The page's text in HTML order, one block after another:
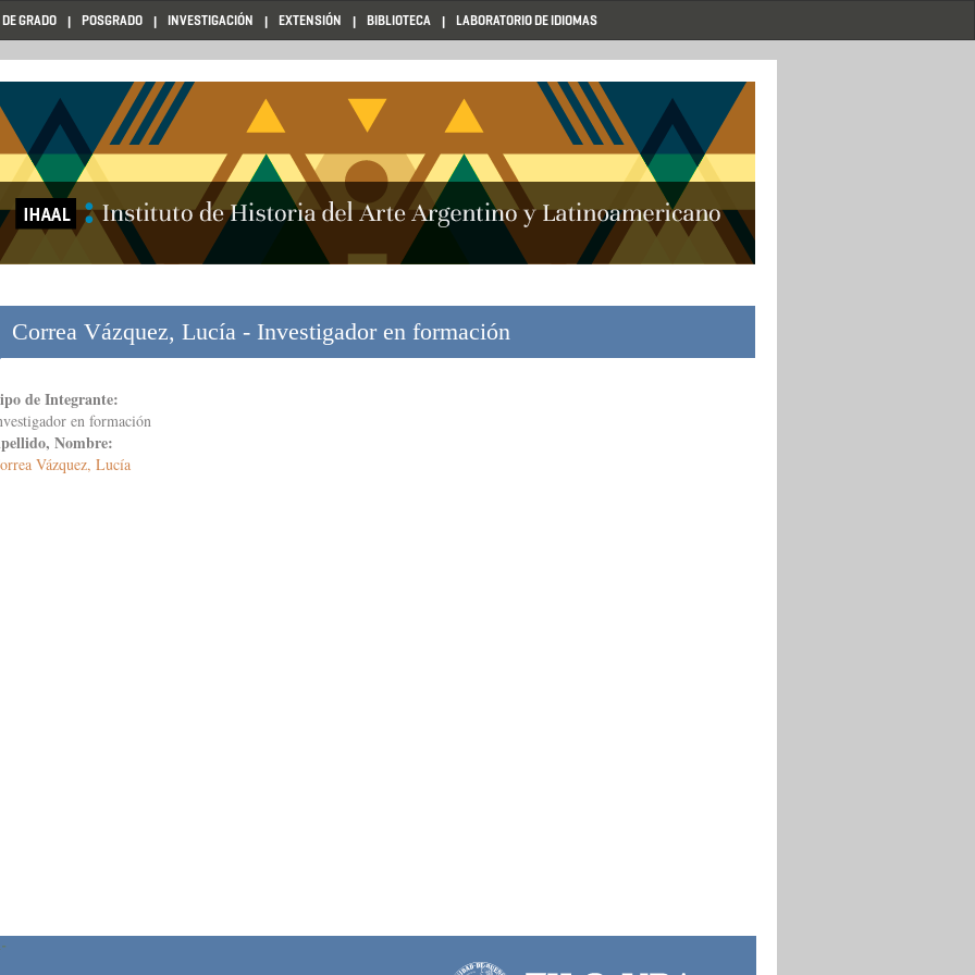
GRADO POSGRADO INVESTIGACIÓN EXTENSIÓN BIBLIOTECA LABORATORIO DE IDIOMAS
Correa Vázquez, Lucía - Investigador en formación
de Integrante:
en formación
Nombre:
Vázquez, Lucía